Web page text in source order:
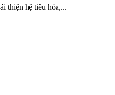
thiện hệ tiêu hóa,...